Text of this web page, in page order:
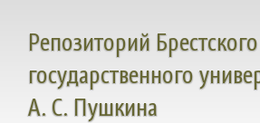
Репозиторий Брестского
государственного
А. С. Пушкина